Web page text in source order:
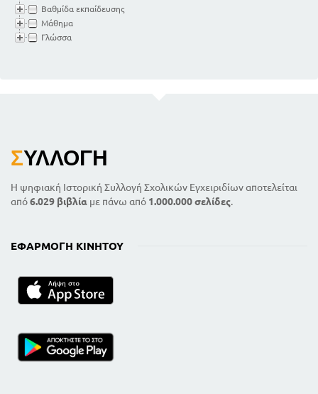
Βαθμίδα εκπαίδευσης
Μάθημα
Γλώσσα
ΣΥΛΛΟΓΉ
Η ψηφιακή Ιστορική Συλλογή Σχολικών Εγχειριδίων αποτελείται
από6.029 βιβλία με πάνω από 1.000.000 σελίδες.
ΕΦΑΡΜΟΓΉ ΚΙΝΗΤΟΎ